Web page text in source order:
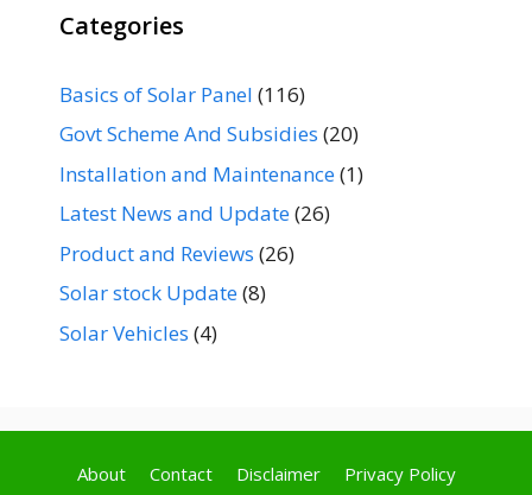
Categories
Basics of Solar Panel (116)
Govt Scheme And Subsidies (20)
Installation and Maintenance(1)
Latest News and Update(26)
Product and Reviews (26)
Solar stock Update(8)
Solar Vehicles (4)
About Contact Disclaimer Privacy Policy